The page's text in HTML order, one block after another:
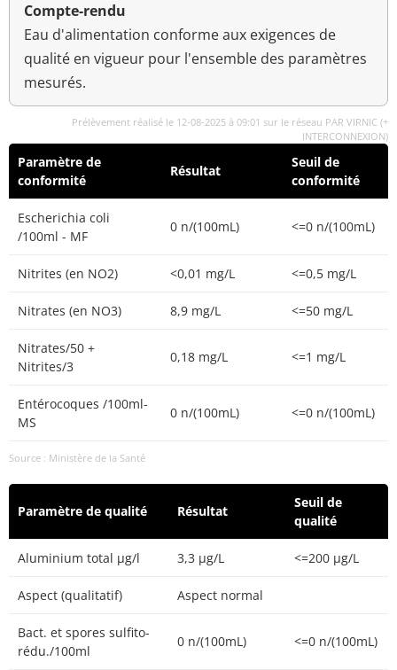
Compte-rendu
Eau d'alimentation conforme aux exigences de
qualité en vigueur pour l'ensemble des paramètres
mesurés.
Prélèvement réalisé le 12-08-2025 à 09:01 sur le réseau PAR VIRNIC (+
INTERCONNEXION)
Paramètre de
conformité
Résultat
Seuil de
conformité
Escherichia coli
/100ml - MF
0 n/(100mL) <=0 n/(100mL)
Nitrites (en NO2) <0,01 mg/L <=0,5 mg/L
Nitrates (en NO3) 8,9 mg/L <=50 mg/L
Nitrates/50 +
Nitrites/3
0,18 mg/L <=1 mg/L
Entérocoques /100ml-
MS
0 n/(100mL) <=0 n/(100mL)
Source : Ministère de la Santé
Paramètre de qualité Résultat
Seuil de
qualité
Aluminium total µg/l 3,3 µg/L <=200 µg/L
Aspect (qualitatif) Aspect normal
Bact. et spores sulfito-
rédu./100ml
0 n/(100mL) <=0 n/(100mL)